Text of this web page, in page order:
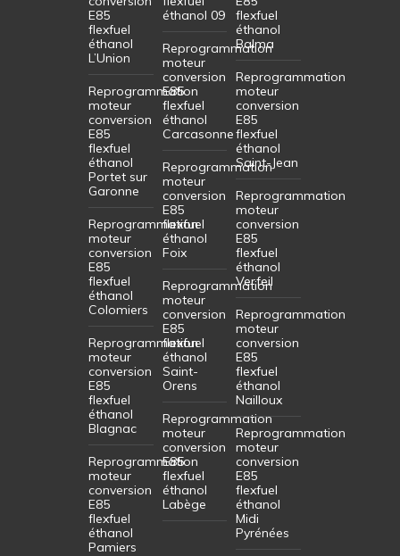
E85
flexfuel
éthanol
L’Union
Reprogrammation
moteur
conversion
E85
flexfuel
éthanol
Portet sur
Garonne
Reprogrammation
moteur
conversion
E85
flexfuel
éthanol
Colomiers
Reprogrammation
moteur
conversion
E85
flexfuel
éthanol
Blagnac
Reprogrammation
moteur
conversion
E85
flexfuel
éthanol
Pamiers
éthanol 09
Reprogrammation
moteur
conversion
E85
flexfuel
éthanol
Carcasonne
Reprogrammation
moteur
conversion
E85
flexfuel
éthanol
Foix
Reprogrammation
moteur
conversion
E85
flexfuel
éthanol
Saint-
Orens
Reprogrammation
moteur
conversion
E85
flexfuel
éthanol
Labège
flexfuel
éthanol
Balma
Reprogrammation
moteur
conversion
E85
flexfuel
éthanol
Saint-Jean
Reprogrammation
moteur
conversion
E85
flexfuel
éthanol
Verfeil
Reprogrammation
moteur
conversion
E85
flexfuel
éthanol
Nailloux
Reprogrammation
moteur
conversion
E85
flexfuel
éthanol
Midi
Pyrénées